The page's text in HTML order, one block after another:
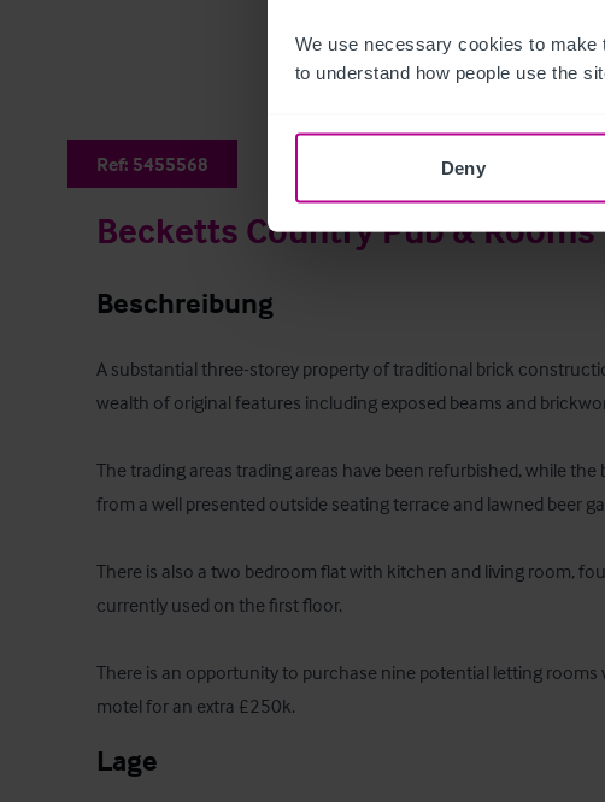
We use necessary cookies to
to understand how people use the
Deny
Ref: 5455568
Becketts Country Pub & Rooms
Beschreibung
A substantial three-storey property of traditional brick
wealth of original features including exposed beams and
The trading areas trading areas have been refurbished, while the
from a well presented outside seating terrace and lawned beer
There is also a two bedroom flat with kitchen and living room,
currently used on the first floor.
There is an opportunity to purchase nine potential letting rooms
motel for an extra £250k.
Lage